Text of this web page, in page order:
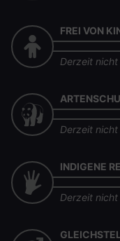
FREI VON
Derzeit
Derzeit
INDIGENE
Derzeit